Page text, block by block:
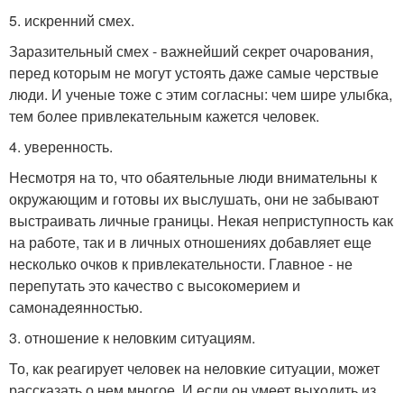
5. искренний смех.
Заразительный смех - важнейший секрет очарования,
перед которым не могут устоять даже самые черствые
люди. И ученые тоже с этим согласны: чем шире улыбка,
тем более привлекательным кажется человек.
4. уверенность.
Несмотря на то, что обаятельные люди внимательны к
окружающим и готовы их выслушать, они не забывают
выстраивать личные границы. Некая неприступность как
на работе, так и в личных отношениях добавляет еще
несколько очков к привлекательности. Главное - не
перепутать это качество с высокомерием и
самонадеянностью.
3. отношение к неловким ситуациям.
То, как реагирует человек на неловкие ситуации, может